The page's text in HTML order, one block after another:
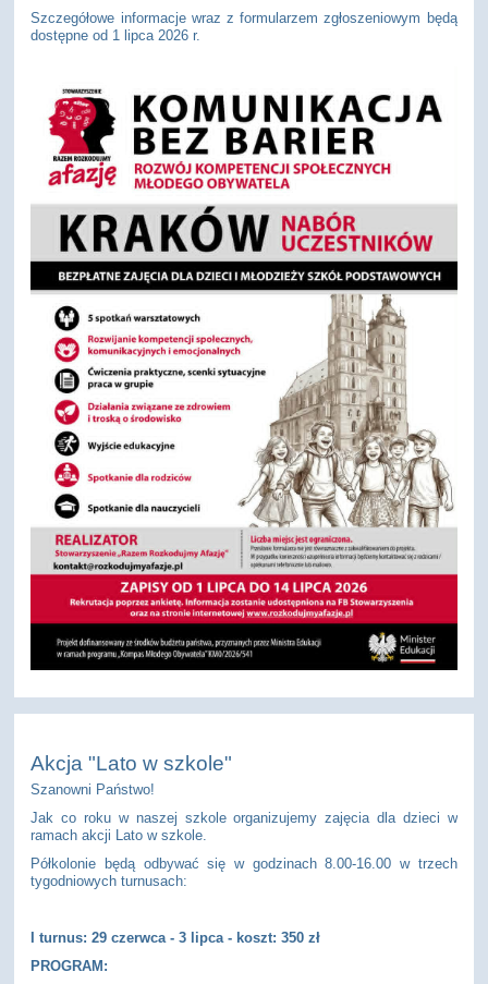
Szczegółowe informacje wraz z formularzem zgłoszeniowym będą
dostępne od 1 lipca 2026 r.
Akcja "Lato w szkole"
Szanowni Państwo!
Jak co roku w naszej szkole organizujemy zajęcia dla dzieci w
ramach akcji Lato w szkole.
Półkolonie będą odbywać się w godzinach 8.00-16.00 w trzech
tygodniowych turnusach:
I turnus: 29 czerwca - 3 lipca - koszt: 350 zł
PROGRAM: